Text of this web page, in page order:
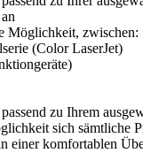
Möglichkeit, zwischen:
(Color LaserJet)
zu Ihrem
sich sämtliche
einer komfortablen